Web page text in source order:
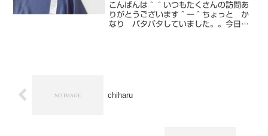
こんばんは＾＾いつもたくさんの訪問あ
りがとうございます＾ー＾ちょっと か
なり バタバタしていました。。今日
chiharu